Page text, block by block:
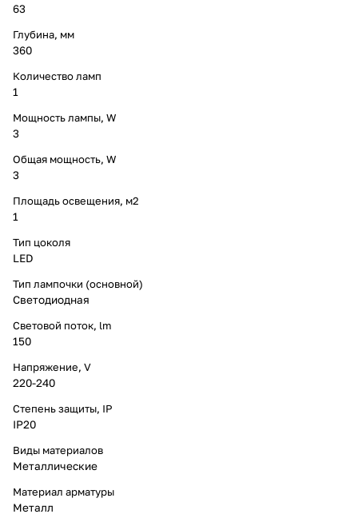
63
Глубина, мм
360
Количество ламп
1
Мощность лампы, W
3
Общая мощность, W
3
Площадь освещения, м2
1
Тип цоколя
LED
Тип лампочки (основной)
Светодиодная
Световой поток, lm
150
Напряжение, V
220-240
Степень защиты, IP
IP20
Виды материалов
Металлические
Материал арматуры
Металл